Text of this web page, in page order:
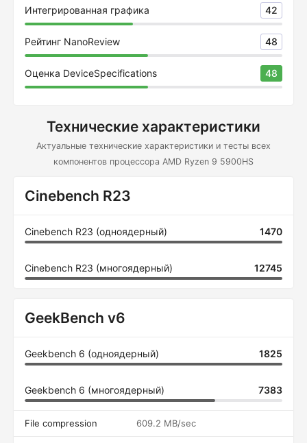
Интегрированная графика 42
Рейтинг NanoReview 48
Оценка DeviceSpecifications 48
Технические характеристики
Актуальные технические характеристики и тесты всех
компонентов процессора AMD Ryzen 9 5900HS
Cinebench R23
Cinebench R23 (одноядерный) 1470
Cinebench R23 (многоядерный) 12745
GeekBench v6
Geekbench 6 (одноядерный) 1825
Geekbench 6 (многоядерный) 7383
File compression 609.2 MB/sec